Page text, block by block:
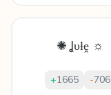
✺ Ʝυƚḙ ☼
+1665 -706